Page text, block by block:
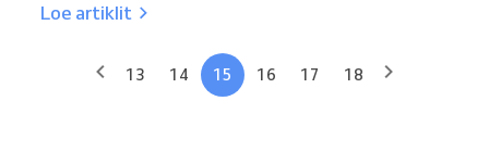
Loe artiklit
13 14 15 16 17 18